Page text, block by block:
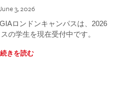
3, 2026
ロンドンキャンパスは、2026
の学生を現在受付中です。
続きを読む